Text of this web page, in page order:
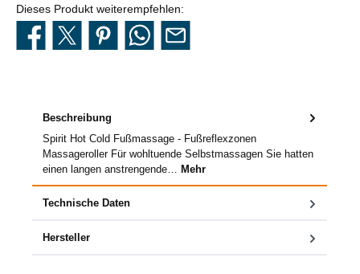
Dieses Produkt weiterempfehlen:
Beschreibung
Spirit Hot Cold Fußmassage - Fußreflexzonen
Massageroller Für wohltuende Selbstmassagen Sie hatten
einen langen anstrengende… Mehr
Technische Daten
Hersteller